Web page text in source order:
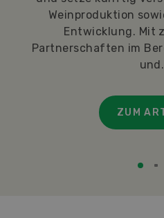
die Produzentenpreise
ZUM